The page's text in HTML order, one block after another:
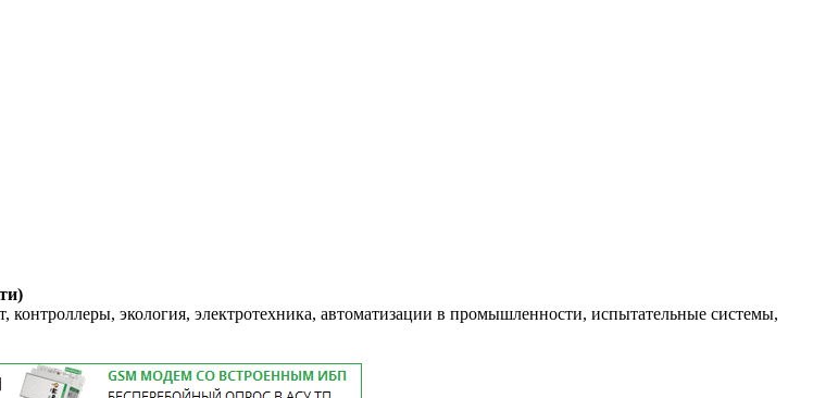
экология, электротехника, автоматизации в промышленности, испытательные системы,